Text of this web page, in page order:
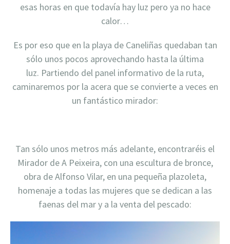
esas horas en que todavía hay luz pero ya no hace
calor…
Es por eso que en la playa de Caneliñas quedaban tan
sólo unos pocos aprovechando hasta la última
luz. Partiendo del panel informativo de la ruta,
caminaremos por la acera que se convierte a veces en
un fantástico mirador:
Tan sólo unos metros más adelante, encontraréis el
Mirador de A Peixeira, con una escultura de bronce,
obra de Alfonso Vilar, en una pequeña plazoleta,
homenaje a todas las mujeres que se dedican a las
faenas del mar y a la venta del pescado: